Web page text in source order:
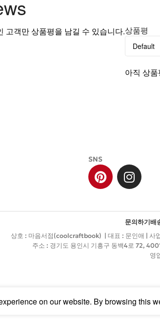
상품평
아직 상
고객만 상품평을 남길 수 있습니다.
SNS
문의하기배
상호 : 마음서점(coolcraftbook) | 대표 : 문인애 | 사
주소 : 경기도 용인시 기흥구 동백4로 72,
영
on our website. By browsing this